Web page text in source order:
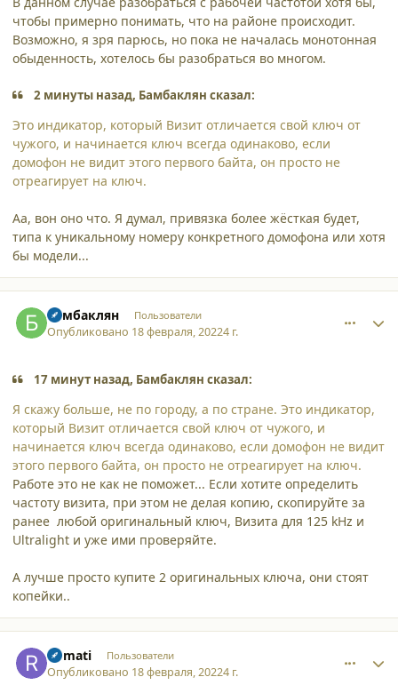
чтобы примерно понимать, что на районе происходит.
Возможно, я зря парюсь, но пока не началась монотонная
обыденность, хотелось бы разобраться во многом.
2 минуты назад, Бамбаклян сказал:
Это индикатор, который Визит отличается свой ключ от
чужого, и начинается ключ всегда одинаково, если
домофон не видит этого первого байта, он просто не
отреагирует на ключ.
Аа, вон оно что. Я думал, привязка более жёсткая будет,
типа к уникальному номеру конкретного домофона или хотя
бы модели...
Бамбаклян Пользователи
Опубликовано 18 февраля, 20224 г.
17 минут назад, Бамбаклян сказал:
Я скажу больше, не по городу, а по стране. Это индикатор,
который Визит отличается свой ключ от чужого, и
начинается ключ всегда одинаково, если домофон не видит
этого первого байта, он просто не отреагирует на ключ.
Работе это не как не поможет... Если хотите определить
частоту визита, при этом не делая копию, скопируйте за
ранее любой оригинальный ключ, Визита для 125 kHz и
Ultralight и уже ими проверяйте.
А лучше просто купите 2 оригинальных ключа, они стоят
копейки..
Romati Пользователи
Опубликовано 18 февраля, 20224 г.